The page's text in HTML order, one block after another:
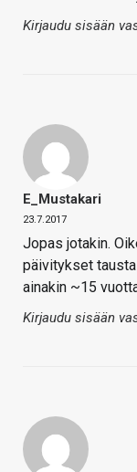
Kirjaudu sisään
E_Mustakari
23.7.2017
Jopas jotakin.
päivitykset
ainakin ~15
Kirjaudu sisään